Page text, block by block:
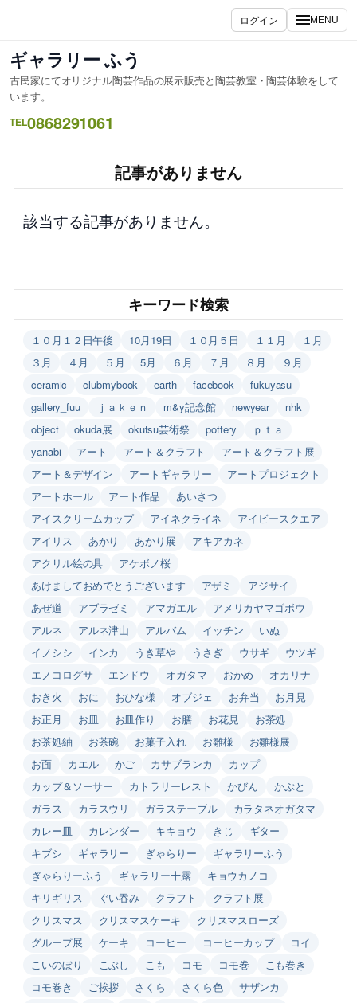
ス
キ
ッ
プ
ログイン MENU
ギャラリー ふう
古民家にてオリジナル陶芸作品の展示販売と陶芸教室・陶芸体験をして
います。
TEL0868291061
記事がありません
該当する記事がありません。
キーワード検索
１０月１２日午後 10月19日 １０月５日 １１月
１月
３月
４月 ５月 5月 ６月 ７月 ８月
９月
ceramic
clubmybook earth facebook
fukuyasu
gallery_fuu
ｊａｋｅｎ m&y記念館 newyear
nhk
object
okuda展 okutsu芸術祭 pottery
ｐｔａ
yanabi
アート アート＆クラフト
アート＆クラフト展
アート＆デザイン
アートギャラリー
アートプロジェクト
アートホール
アート作品
あいさつ
アイスクリームカップ
アイネクライネ
アイビースクエア
アイリス
あかり あかり展
アキアカネ
アクリル絵の具
アケボノ桜
あけましておめでとうございます
アザミ
アジサイ
あぜ道
アブラゼミ アマガエル
アメリカヤマゴボウ
アルネ
アルネ津山 アルバム イッチン
いぬ
イノシシ
インカ うき草や うさぎ ウサギ
ウツギ
エノコログサ
エンドウ オガタマ おかめ
オカリナ
おき火
おに おひな様 オブジェ お弁当
お月見
お正月
お皿 お皿作り お膳 お花見
お茶処
お茶処紬
お茶碗 お菓子入れ お雛様
お雛様展
お面
カエル かご カサブランカ
カップ
カップ＆ソーサー
カトラリーレスト かびん
かぶと
ガラス
カラスウリ ガラステーブル
カラタネオガタマ
カレー皿
カレンダー キキョウ きじ
ギター
キブシ
ギャラリー ぎゃらりー
ギャラリーふう
ぎゃらりーふう
ギャラリー十露
キョウカノコ
キリギリス
ぐい吞み クラフト
クラフト展
クリスマス
クリスマスケーキ
クリスマスローズ
グループ展
ケーキ コーヒー コーヒーカップ
コイ
こいのぼり
こぶし こも コモ コモ巻
こも巻き
コモ巻き
ご挨拶 さくら さくら色
サザンカ